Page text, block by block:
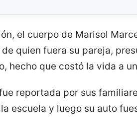
el cuerpo de Marisol
quien fuera su pareja,
hecho que costó la vida a
reportada por sus
escuela y luego su auto